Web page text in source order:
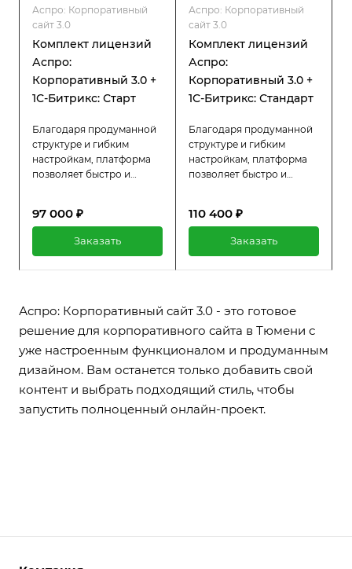
Аспро: Корпоративный
сайт 3.0
Комплект лицензий
Аспро:
Корпоративный 3.0 +
1С-Битрикс: Старт
Благодаря продуманной
структуре и гибким
настройкам, платформа
позволяет быстро и
любой сложности. Идет в
позволяя адаптировать
потребности заказчика.
97 000 ₽
Заказать
Аспро: Корпоративный
сайт 3.0
Комплект лицензий
Аспро:
Корпоративный 3.0 +
1С-Битрикс: Стандарт
Благодаря продуманной
структуре и гибким
настройкам, платформа
позволяет быстро и
любой сложности. Идет в
позволяя адаптировать
проект под конкретные
потребности заказчика.
110 400 ₽
Заказать
Аспро: Корпоративный сайт 3.0 - это готовое
решение для корпоративного сайта в Тюмени с
уже настроенным функционалом и продуманным
дизайном. Вам останется только добавить свой
контент и выбрать подходящий стиль, чтобы
запустить полноценный онлайн-проект.